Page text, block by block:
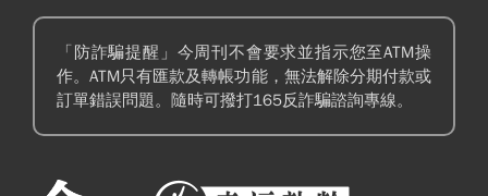
「防詐騙提醒」今周刊不會要求並指示您至ATM操
作。ATM只有匯款及轉帳功能，無法解除分期付款或
訂單錯誤問題。隨時可撥打165反詐騙諮詢專線。